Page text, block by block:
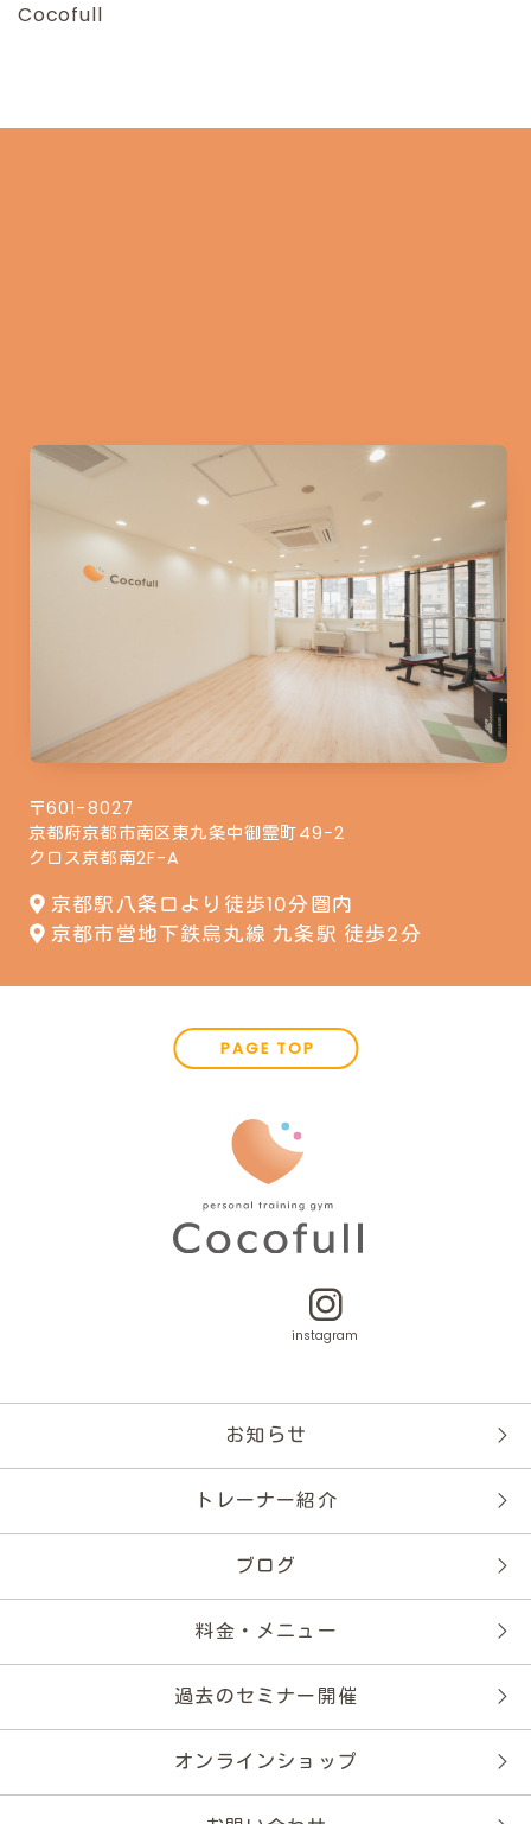
Cocofull
〒601-8027
京都府京都市南区東九条中御霊町49−2
クロス京都南2F-A
京都駅八条口より徒歩10分圏内
京都市営地下鉄烏丸線 九条駅 徒歩2分
PAGE TOP
instagram
お知らせ
トレーナー紹介
ブログ
料金・メニュー
過去のセミナー開催
オンラインショップ